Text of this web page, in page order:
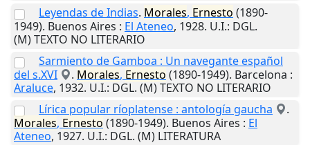
Leyendas de Indias. Morales, Ernesto (1890-
1949). Buenos Aires : El Ateneo, 1928. U.I.: DGL.
(M) TEXTO NO LITERARIO
Sarmiento de Gamboa : Un navegante español
del s.XVI
. Morales, Ernesto (1890-1949). Barcelona :
Araluce, 1932. U.I.: DGL. (M) TEXTO NO LITERARIO
Lírica popular ríoplatense : antología gaucha
.
Morales, Ernesto (1890-1949). Buenos Aires : El
Ateneo, 1927. U.I.: DGL. (M) LITERATURA